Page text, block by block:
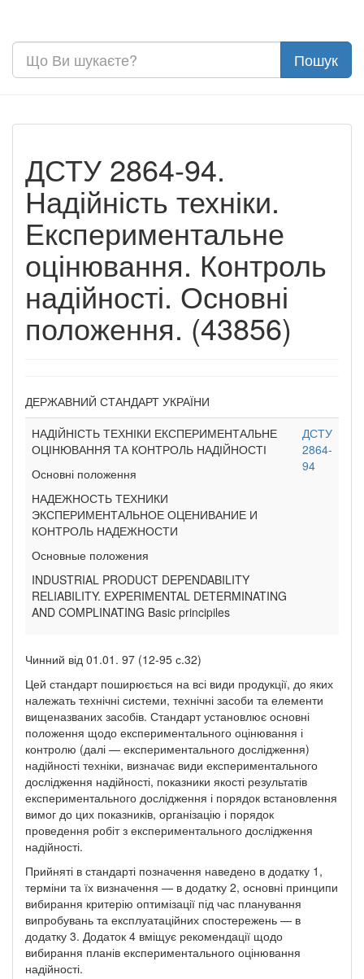
ДСТУ 2864-94.
Надійність техніки.
Експериментальне
оцінювання. Контроль
надійності. Основні
положення. (43856)
ДЕРЖАВНИЙ СТАНДАРТ УКРАЇНИ
НАДІЙНІСТЬ ТЕХНІКИ ЕКСПЕРИМЕНТАЛЬНЕ
ОЦІНЮВАННЯ ТА КОНТРОЛЬ НАДІЙНОСТІ
Основні положення
НАДЕЖНОСТЬ ТЕХНИКИ
ЭКСПЕРИМЕНТАЛЬНОЕ ОЦЕНИВАНИЕ И
КОНТРОЛЬ НАДЕЖНОСТИ
Основные положения
INDUSTRIAL PRODUCT DEPENDABILITY
RELIABILITY. EXPERIMENTAL DETERMINATING
AND COMPLINATING Basic principiles
ДСТУ
2864-
94
Чинний від 01.01. 97 (12-95 с.32)
Цей стандарт поширюється на всі види продукції, до яких
належать технічні системи, технічні засоби та елементи
вищеназваних засобів. Стандарт установлює основні
положення щодо експериментального оцінювання і
контролю (далі — експериментального дослідження)
надійності техніки, визначає види експериментального
дослідження надійності, показники якості результатів
експериментального дослідження і порядок встановлення
вимог до цих показників, організацію і порядок
проведення робіт з експериментального дослідження
надійності.
Прийняті в стандарті позначення наведено в додатку 1,
терміни та їх визначення — в додатку 2, основні принципи
вибирання критерію оптимізації під час планування
випробувань та експлуатаційних спостережень — в
додатку 3. Додаток 4 вміщує рекомендації щодо
вибирання планів експериментального оцінювання
надійності.